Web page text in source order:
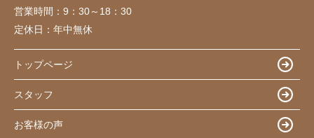
営業時間： 9：30～18：30
定休日： 年中無休
トップページ
スタッフ
お客様の声